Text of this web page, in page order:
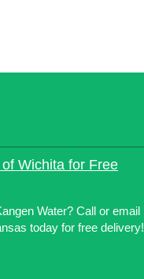
Wichita for Free
Water? Call or email
today for free delivery!